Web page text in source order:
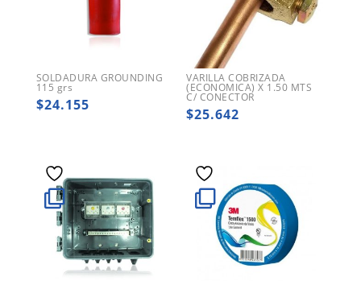
SOLDADURA GROUNDING
115 grs
$24.155
VARILLA COBRIZADA
(ECONOMICA) X 1.50 MTS
C/ CONECTOR
$25.642